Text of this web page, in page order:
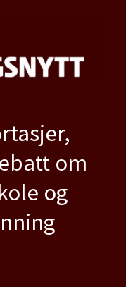
om
og